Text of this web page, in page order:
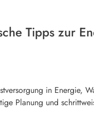
Tipps zur
in Energie,
Planung und